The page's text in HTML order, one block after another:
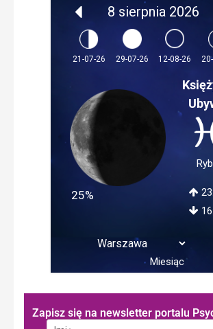
8 sierpnia 2026
21-07-26 29-07-26 12-08-26
25%
Miesiąc
Zapisz się na newsletter portalu